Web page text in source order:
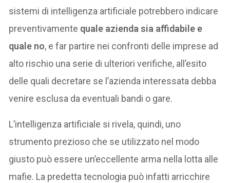
sistemi di intelligenza artificiale potrebbero indicare
preventivamente quale azienda sia affidabile e
quale no, e far partire nei confronti delle imprese ad
alto rischio una serie di ulteriori verifiche, all’esito
delle quali decretare se l’azienda interessata debba
venire esclusa da eventuali bandi o gare.
L’intelligenza artificiale si rivela, quindi, uno
strumento prezioso che se utilizzato nel modo
giusto può essere un’eccellente arma nella lotta alle
mafie. La predetta tecnologia può infatti arricchire